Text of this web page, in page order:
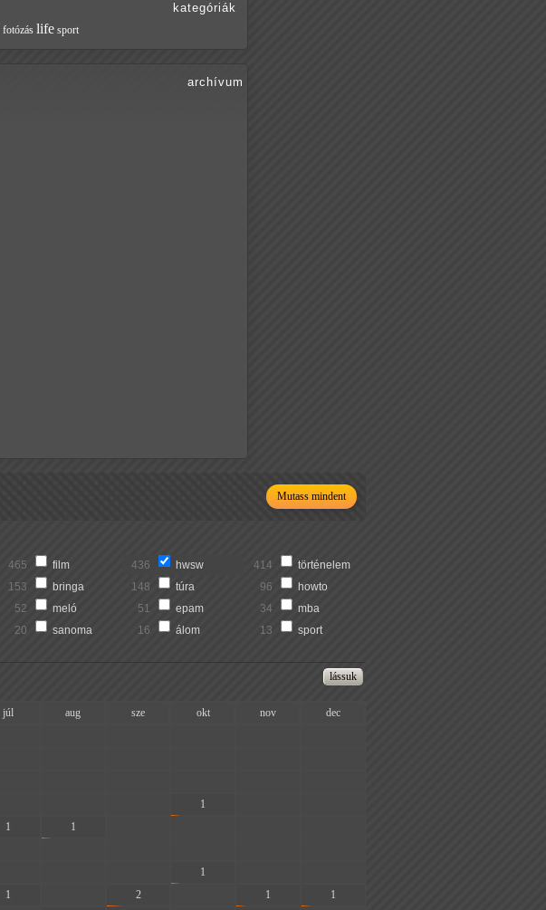
Mutass mindent
465 film 436 hwsw 414
történelem
153 bringa 148 túra 96
howto
52 meló 51 epam 34
mba
20 sanoma 16 álom 13
sport
júl aug sze okt nov
dec
1
1 1
1
1 2 1
1
kategóriák
fotózás life sport
archívum